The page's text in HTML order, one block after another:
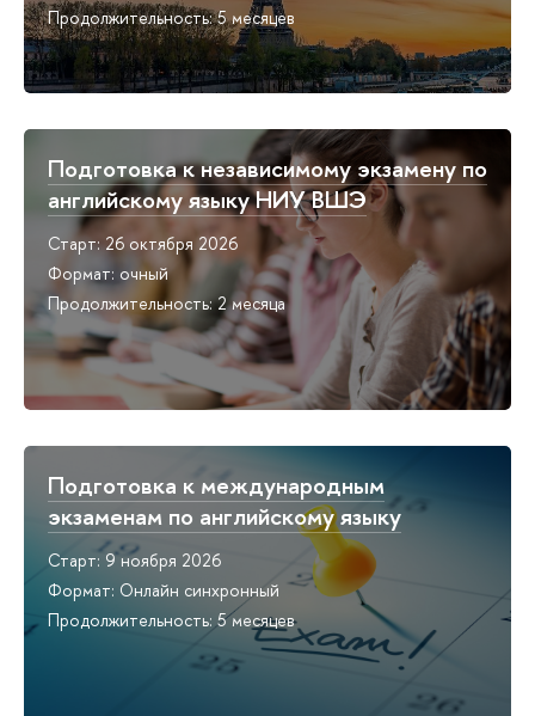
Продолжительность: 5 месяцев
Подготовка к независимому экзамену по
английскому языку НИУ ВШЭ
Старт: 26 октября 2026
Формат: очный
Продолжительность: 2 месяца
Подготовка к международным
экзаменам по английскому языку
Старт: 9 ноября 2026
Формат: Онлайн синхронный
Продолжительность: 5 месяцев